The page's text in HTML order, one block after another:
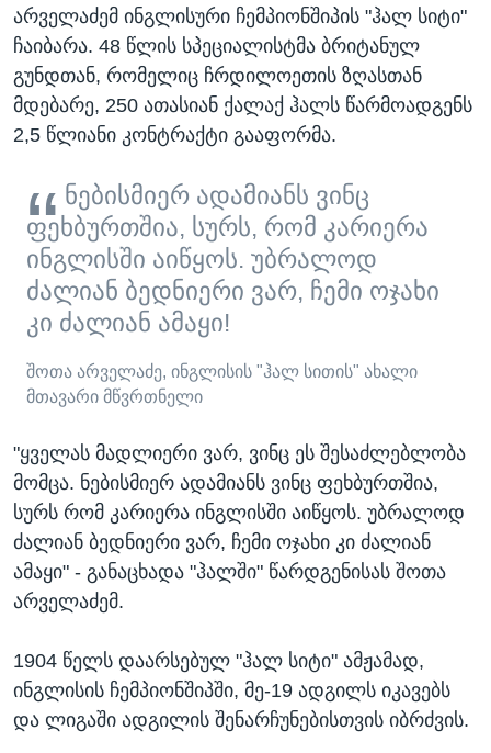
არველაძემ ინგლისური ჩემპიონშიპის "ჰალ სიტი"
ჩაიბარა. 48 წლის სპეციალისტმა ბრიტანულ
გუნდთან, რომელიც ჩრდილოეთის ზღასთან
მდებარე, 250 ათასიან ქალაქ ჰალს წარმოადგენს
2,5 წლიანი კონტრაქტი გააფორმა.
ნებისმიერ ადამიანს ვინც
ფეხბურთშია, სურს, რომ კარიერა
ინგლისში აიწყოს. უბრალოდ
ძალიან ბედნიერი ვარ, ჩემი ოჯახი
კი ძალიან ამაყი!
შოთა არველაძე, ინგლისის "ჰალ სითის" ახალი
მთავარი მწვრთნელი
"ყველას მადლიერი ვარ, ვინც ეს შესაძლებლობა
მომცა. ნებისმიერ ადამიანს ვინც ფეხბურთშია,
სურს რომ კარიერა ინგლისში აიწყოს. უბრალოდ
ძალიან ბედნიერი ვარ, ჩემი ოჯახი კი ძალიან
ამაყი" - განაცხადა "ჰალში" წარდგენისას შოთა
არველაძემ.
1904 წელს დაარსებულ "ჰალ სიტი" ამჟამად,
ინგლისის ჩემპიონშიპში, მე-19 ადგილს იკავებს
და ლიგაში ადგილის შენარჩუნებისთვის იბრძვის.